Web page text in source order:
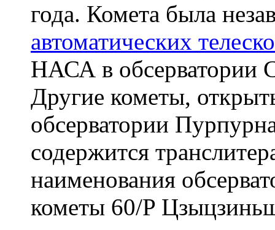
года. Комета была
автоматических
НАСА в обсерватории
Другие кометы,
обсерватории
содержится
наименования
кометы 60/P